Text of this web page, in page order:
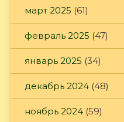
март 2025 (61)
февраль 2025 (47)
январь 2025 (34)
декабрь 2024 (48)
ноябрь 2024 (59)